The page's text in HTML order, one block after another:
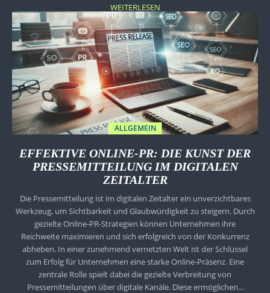
WEITERLESEN
ALLGEMEIN
EFFEKTIVE ONLINE-PR: DIE KUNST DER
PRESSEMITTEILUNG IM DIGITALEN
ZEITALTER
Die Pressemitteilung ist im digitalen Zeitalter ein unverzichtbares
Werkzeug, um Sichtbarkeit und Glaubwürdigkeit zu steigern. Durch
gezielte Online-PR-Strategien können Unternehmen ihre
Reichweite maximieren und sich erfolgreich von der Konkurrenz
abheben. In einer zunehmend vernetzten Welt ist der Schlüssel
zum Erfolg für Unternehmen eine starke Online-Präsenz. Eine
zentrale Rolle spielt dabei die gezielte Verbreitung von
Pressemitteilungen über digitale Kanäle. Diese ermöglichen...